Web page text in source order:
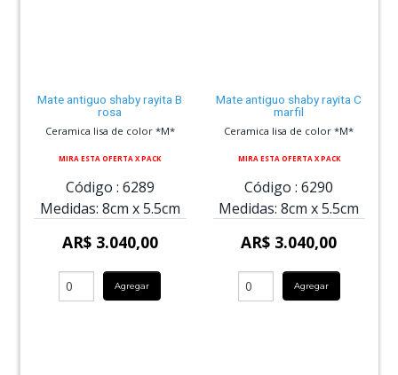
Mate antiguo shaby rayita B
rosa
Ceramica lisa de color *M*
MIRA ESTA OFERTA X PACK
Código : 6289
Medidas: 8cm x5.5cm
AR$ 3.040,00
Agregar
Mate antiguo shaby rayita C
marfil
Ceramica lisa de color *M*
MIRA ESTA OFERTA X PACK
Código : 6290
Medidas: 8cm x5.5cm
AR$ 3.040,00
Agregar